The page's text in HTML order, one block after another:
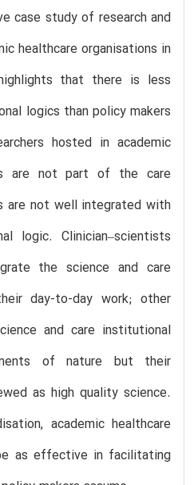
case study of research and
healthcare organisations in
that there is less
logics than policy makers
hosted in academic
are not part of the care
are not well integrated with
logic. Clinician–scientists
the science and care
day-to-day work; other
and care institutional
of nature but their
as high quality science.
academic healthcare
as effective in facilitating